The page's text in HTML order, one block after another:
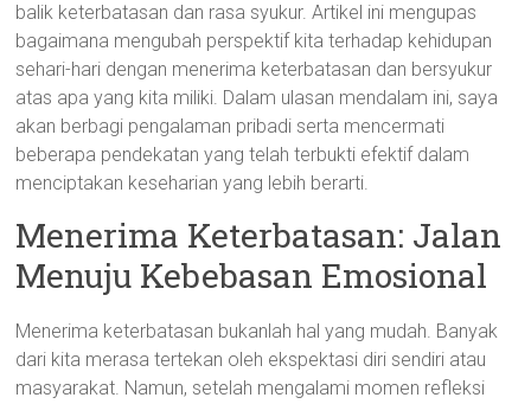
balik keterbatasan dan rasa syukur. Artikel ini mengupas
bagaimana mengubah perspektif kita terhadap kehidupan
sehari-hari dengan menerima keterbatasan dan bersyukur
atas apa yang kita miliki. Dalam ulasan mendalam ini, saya
akan berbagi pengalaman pribadi serta mencermati
beberapa pendekatan yang telah terbukti efektif dalam
menciptakan keseharian yang lebih berarti.
Menerima Keterbatasan: Jalan
Menuju Kebebasan Emosional
Menerima keterbatasan bukanlah hal yang mudah. Banyak
dari kita merasa tertekan oleh ekspektasi diri sendiri atau
masyarakat. Namun, setelah mengalami momen refleksi